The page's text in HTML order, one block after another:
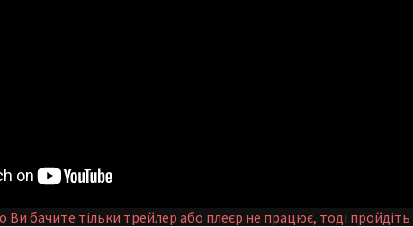
Ви бачите тільки трейлер або плеєр не працює, тоді